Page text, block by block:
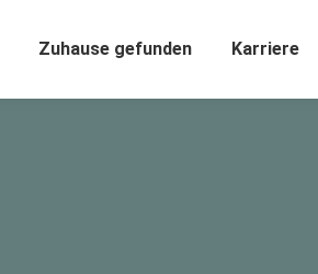
Zuhause gefunden Karriere